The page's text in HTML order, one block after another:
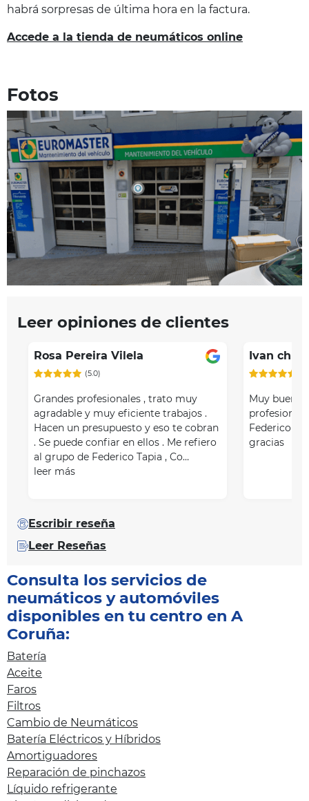
habrá sorpresas de última hora en la factura.
Accede a la tienda de neumáticos online
Fotos
Leer opiniones de clientes
Rosa Pereira Vilela
(5.0)
Grandes profesionales , trato muy
agradable y muy eficiente trabajos .
Hacen un presupuesto y eso te cobran
. Se puede confiar en ellos . Me refiero
al grupo de Federico Tapia , Co…
leer más
Ivan ch s
Muy buen
Federico
gracias
Escribir reseña
Leer Reseñas
Consulta los servicios de
neumáticos y automóviles
disponibles en tu centro en A
Coruña:
Batería
Aceite
Faros
Filtros
Cambio de Neumáticos
Batería Eléctricos y Híbridos
Amortiguadores
Reparación de pinchazos
Líquido refrigerante